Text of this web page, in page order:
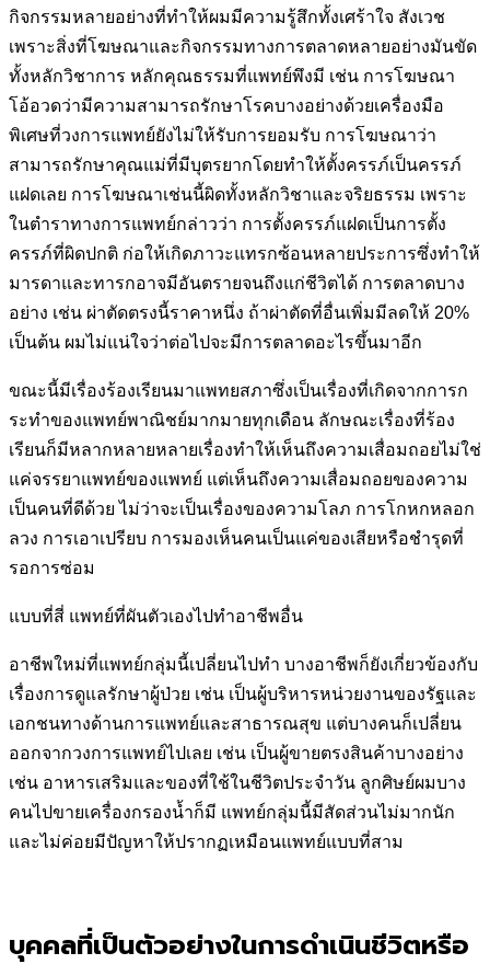
กิจกรรมหลายอย่างที่ทำให้ผมมีความรู้สึกทั้งเศร้าใจ สังเวช
เพราะสิ่งที่โฆษณาและกิจกรรมทางการตลาดหลายอย่างมันขัด
ทั้งหลักวิชาการ หลักคุณธรรมที่แพทย์พึงมี เช่น การโฆษณา
โอ้อวดว่ามีความสามารถรักษาโรคบางอย่างด้วยเครื่องมือ
พิเศษที่วงการแพทย์ยังไม่ให้รับการยอมรับ การโฆษณาว่า
สามารถรักษาคุณแม่ที่มีบุตรยากโดยทำให้ตั้งครรภ์เป็นครรภ์
แฝดเลย การโฆษณาเช่นนี้ผิดทั้งหลักวิชาและจริยธรรม เพราะ
ในตำราทางการแพทย์กล่าวว่า การตั้งครรภ์แฝดเป็นการตั้ง
ครรภ์ที่ผิดปกติ ก่อให้เกิดภาวะแทรกซ้อนหลายประการซึ่งทำให้
มารดาและทารกอาจมีอันตรายจนถึงแก่ชีวิตได้ การตลาดบาง
อย่าง เช่น ผ่าตัดตรงนี้ราคาหนึ่ง ถ้าผ่าตัดที่อื่นเพิ่มมีลดให้ 20%
เป็นต้น ผมไม่แน่ใจว่าต่อไปจะมีการตลาดอะไรขึ้นมาอีก
ขณะนี้มีเรื่องร้องเรียนมาแพทยสภาซึ่งเป็นเรื่องที่เกิดจากการก
ระทำของแพทย์พาณิชย์มากมายทุกเดือน ลักษณะเรื่องที่ร้อง
เรียนก็มีหลากหลายหลายเรื่องทำให้เห็นถึงความเสื่อมถอยไม่ใช่
แค่จรรยาแพทย์ของแพทย์ แต่เห็นถึงความเสื่อมถอยของความ
เป็นคนที่ดีด้วย ไม่ว่าจะเป็นเรื่องของความโลภ การโกหกหลอก
ลวง การเอาเปรียบ การมองเห็นคนเป็นแค่ของเสียหรือชำรุดที่
รอการซ่อม
แบบที่สี่ แพทย์ที่ผันตัวเองไปทำอาชีพอื่น
อาชีพใหม่ที่แพทย์กลุ่มนี้เปลี่ยนไปทำ บางอาชีพก็ยังเกี่ยวข้องกับ
เรื่องการดูแลรักษาผู้ป่วย เช่น เป็นผู้บริหารหน่วยงานของรัฐและ
เอกชนทางด้านการแพทย์และสาธารณสุข แต่บางคนก็เปลี่ยน
ออกจากวงการแพทย์ไปเลย เช่น เป็นผู้ขายตรงสินค้าบางอย่าง
เช่น อาหารเสริมและของที่ใช้ในชีวิตประจำวัน ลูกศิษย์ผมบาง
คนไปขายเครื่องกรองน้ำก็มี แพทย์กลุ่มนี้มีสัดส่วนไม่มากนัก
และไม่ค่อยมีปัญหาให้ปรากฏเหมือนแพทย์แบบที่สาม
บุคคลที่เป็นตัวอย่างในการดำเนินชีวิตหรือ